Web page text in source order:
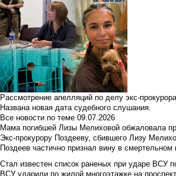
Рассмотрение апелляций по делу экс-
Названа новая дата судебного слушания.
Все новости по теме 09.07.2026
Мама погибшей Лизы Мелиховой обжаловала
Экс-прокурору Поздееву, сбившего Лизу
Поздеев частично признал вину в
Стал известен список раненых при ударе ВСУ
ВСУ ударили по жилой многоэтажке на